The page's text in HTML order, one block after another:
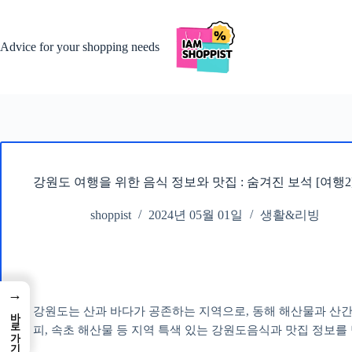
으
Advice for your shopping needs
강원도 여행을 위한 음식 정보와 맛집 : 숨겨진 보석 [여행
shoppist 2024년 05월 01일 생활&리빙
강원도는 산과 바다가 공존하는 지역으로, 동해 해산물과 산
피, 속초 해산물 등 지역 특색 있는 강원도음식과 맛집 정보
→
바로가기